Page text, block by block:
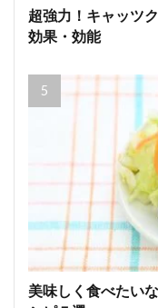
超強力！キャッツ
効果・効能
美味しく食べたい